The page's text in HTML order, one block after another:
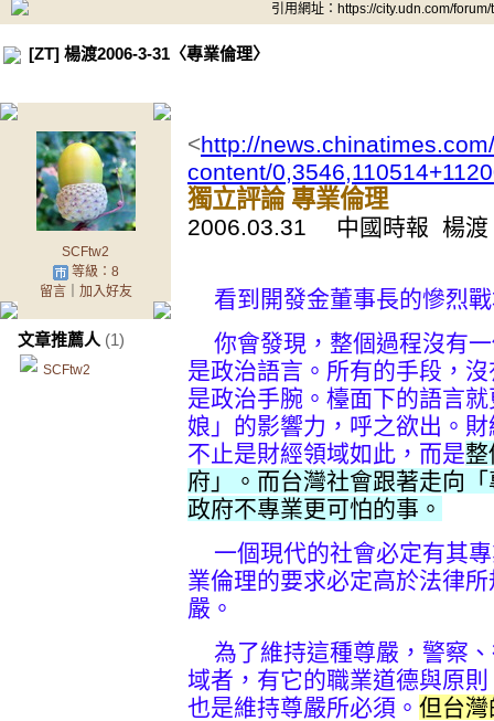
引用網址：https://city.udn.com/
[ZT] 楊渡2006-3-31〈專業倫理〉
SCFtw2
等級：8
留言｜ 加入好友
文章推薦人 (1)
SCFtw2
<http://
content/
獨立評論 專業倫理
2006.03.31 中國時報 楊渡
看到開發金董事長的慘烈
你會發現，整個過程沒有
是政治語言。所有的手段，
是政治手腕。檯面下的語言
娘」的影響力，呼之欲出。
不止是財經領域如此，而是
府」。而台灣社會跟著走向
政府不專業更可怕的事。
一個現代的社會必定有其
業倫理的要求必定高於法律
嚴。
為了維持這種尊嚴，警察
域者，有它的職業道德與原
也是維持尊嚴所必須。 但台